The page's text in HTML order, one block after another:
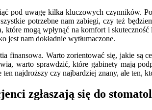
pod uwagę kilka kluczowych czynników.
potrzebne nam zabiegi, czy też
które mogą wpłynąć na komfort i
jest nam dokładnie wytłumaczone.
finansowa. Warto zorientować się, jakie są
warto sprawdzić, które gabinety mają
najdroższy czy najbardziej znany, ale ten,
zgłaszają się do